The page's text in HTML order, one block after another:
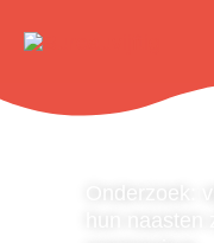
naar
de
Onderzoek: